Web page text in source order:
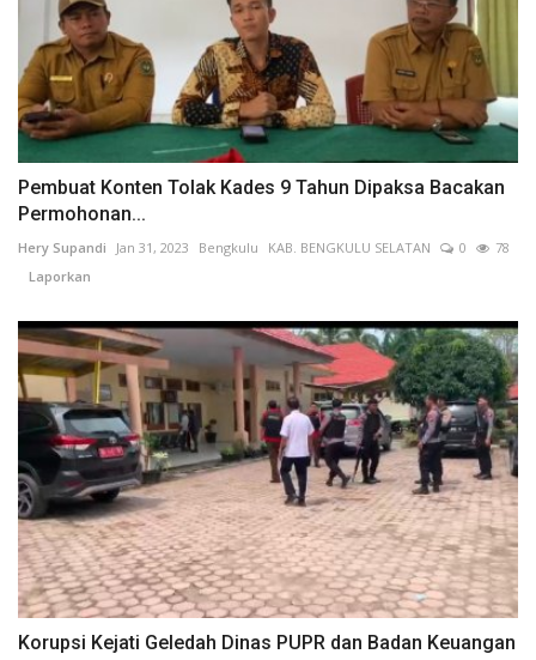
Pembuat Konten Tolak Kades 9 Tahun Dipaksa Bacakan
Permohonan...
Hery Supandi Jan 31, 2023 Bengkulu KAB. BENGKULU SELATAN 0
78
Laporkan
Korupsi Kejati Geledah Dinas PUPR dan Badan Keuangan